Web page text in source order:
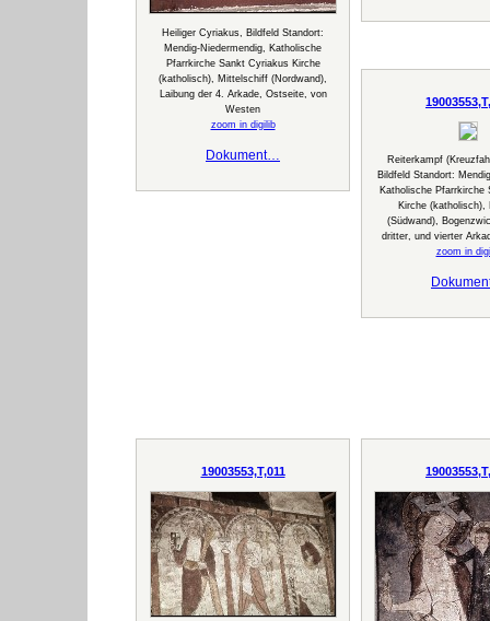
Heiliger Cyriakus, Bildfeld Standort:
Mendig-Niedermendig, Katholische
Pfarrkirche Sankt Cyriakus Kirche
(katholisch), Mittelschiff (Nordwand),
Laibung der 4. Arkade, Ostseite, von
Westen
zoom in digilib
Dokument…
Reiterkampf
Bildfeld Standort:
Katholische Pfarrkirche
Kirche (katholisch),
(Südwand),
dritter, und vierter
zoom in
19003553,T,011